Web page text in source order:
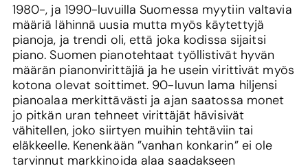
1980-, ja 1990-luvuilla Suomessa myytiin valtavia
määriä lähinnä uusia mutta myös käytettyjä
pianoja, ja trendi oli, että joka kodissa sijaitsi
piano. Suomen pianotehtaat työllistivät hyvän
määrän pianonvirittäjiä ja he usein virittivät myös
kotona olevat soittimet. 90-luvun lama hiljensi
pianoalaa merkittävästi ja ajan saatossa monet
jo pitkän uran tehneet virittäjät hävisivät
vähitellen, joko siirtyen muihin tehtäviin tai
eläkkeelle. Kenenkään ”vanhan konkarin” ei ole
tarvinnut markkinoida alaa saadakseen